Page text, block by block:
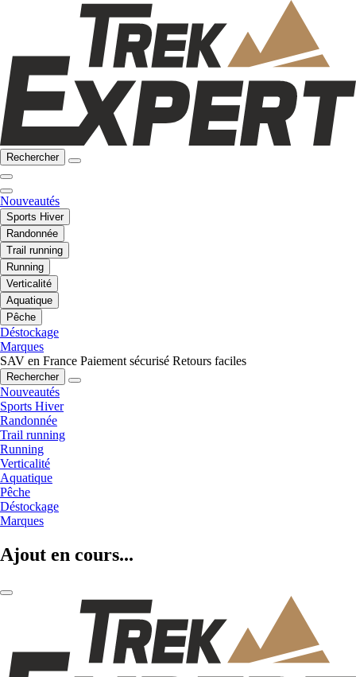
Rechercher
Nouveautés
Sports Hiver
Randonnée
Trail running
Running
Verticalité
Aquatique
Pêche
Déstockage
Marques
SAV en France Paiement sécurisé Retours faciles
Rechercher
Nouveautés
Sports Hiver
Randonnée
Trail running
Running
Verticalité
Aquatique
Pêche
Déstockage
Marques
Ajout en cours...